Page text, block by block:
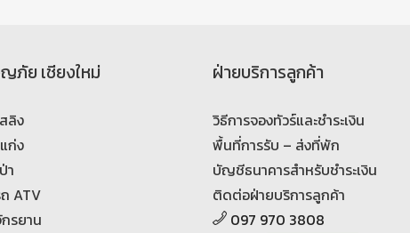
ภัย เชียงใหม่
ลิง
ก่ง
า
ATV
รยาน
ฝ่ายบริการลูกค้า
วิธีการจองทัวร์และชำระเงิน
พื้นที่การรับ – ส่งที่พัก
บัญชีธนาคารสำหรับชำระเงิน
ติดต่อฝ่ายบริการลูกค้า
097 970 3808